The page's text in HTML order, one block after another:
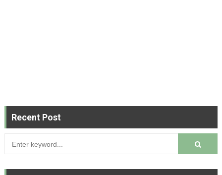
Recent Post